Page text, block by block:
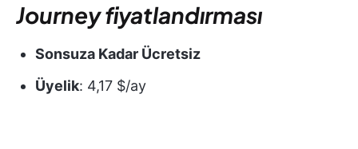
Journey fiyatlandırması
Sonsuza Kadar Ücretsiz
Üyelik: 4,17 $/ay